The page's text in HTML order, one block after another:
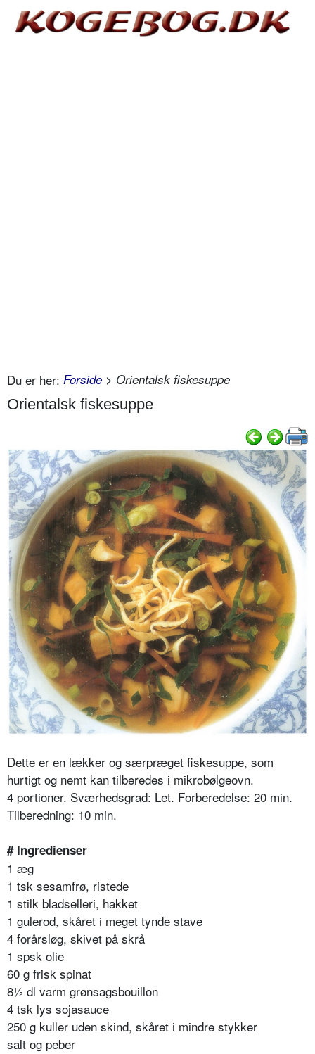
Du er her: Forside > Orientalsk fiskesuppe
Orientalsk fiskesuppe
Dette er en lækker og særpræget fiskesuppe, som
hurtigt og nemt kan tilberedes i mikrobølgeovn.
4 portioner. Sværhedsgrad: Let. Forberedelse: 20 min.
Tilberedning: 10 min.
# Ingredienser
1 æg
1 tsk sesamfrø, ristede
1 stilk bladselleri, hakket
1 gulerod, skåret i meget tynde stave
4 forårsløg, skivet på skrå
1 spsk olie
60 g frisk spinat
8½ dl varm grønsagsbouillon
4 tsk lys sojasauce
250 g kuller uden skind, skåret i mindre stykker
salt og peber